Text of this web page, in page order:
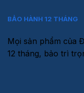
BẢO HÀNH 12 THÁNG
Mọi sản phẩm của
12 tháng, bảo trì